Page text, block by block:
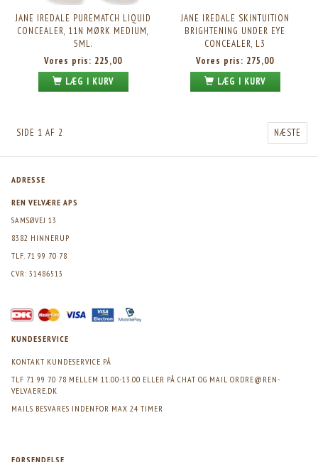
JANE IREDALE PUREMATCH LIQUID
CONCEALER, 11N MØRK MEDIUM,
5ML.
Vores pris: 225,00
LÆG I KURV
JANE IREDALE SKINTUITION
BRIGHTENING UNDER EYE
CONCEALER, L3
Vores pris: 275,00
LÆG I KURV
SIDE 1 AF 2 NÆSTE
ADRESSE
REN VELVÆRE APS
SAMSØVEJ 13
8382 HINNERUP
TLF. 71 99 70 78
CVR: 31486513
KUNDESERVICE
KONTAKT KUNDESERVICE PÅ
TLF 71 99 70 78 MELLEM 11.00-13.00 ELLER PÅ CHAT OG MAIL ORDRE@REN-
VELVAERE.DK
MAILS BESVARES INDENFOR MAX 24 TIMER
FORSENDELSE